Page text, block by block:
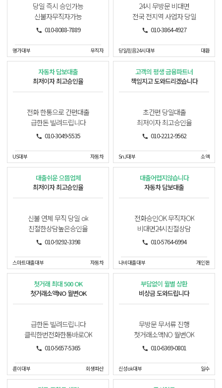
당일 즉시 승인가능
신불자무직자가능
010-8088-7889
명가대부 무직자
24시 무방문 비대면
전국 전지역 사업자 당일
010-3864-4927
당일믿음24시대부 대환
자동차 담보대출
최저이자 최고승인율
전화 한통으로 간편대출
급한돈 빌려드립니다
010-3049-5535
US대부 자동차
고객의 평생 금융파트너
책임지고 도와드리겠습니다
초간편 당일대출
최저이자 최고승인율
010-2212-9562
SnJ대부 소액
대출쉬운 으뜸업체
최저이자 최고승인율
신불 연체 무직 당일 ok
친절한상담높은승인율
010-9292-3398
스마트대출대부 자동차
대출어렵지않습니다
자동차 담보대출
전화승인OK 무직자OK
비대면24시친절상담
010-5764-6994
나비대출대부 개인돈
첫거래 최대 500 OK
첫거래소액NO 월변OK
급한돈 빌려드립니다
클릭한번전화한통바로OK
010-5657-5365
훈이대부 회생파산
부담없이 월별 상환
비상금 도와드립니다
무방문 무서류 진행
첫거래소액NO 월변OK
010-6369-0801
신성ok대부 일수